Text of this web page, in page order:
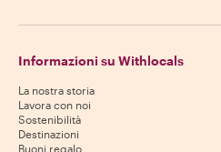
Informazioni su Withlocals
La nostra storia
Lavora con noi
Sostenibilità
Destinazioni
Buoni regalo